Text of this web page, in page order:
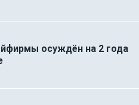
осуждён на 2 года